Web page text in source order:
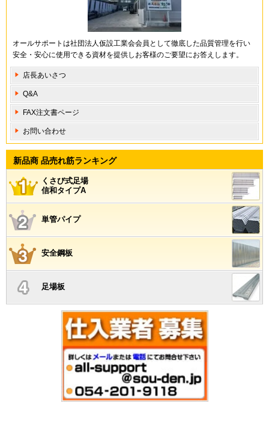
オールサポートは社団法人仮設工業会会員として徹底した品質管理を行い
安全・安心に使用できる資材を提供しお客様のご要望にお答えします。
店長あいさつ
Q&A
FAX注文書ページ
お問い合わせ
新品商 品売れ筋ランキング
くさび式足場
信和タイプA
単管パイプ
安全鋼板
足場板